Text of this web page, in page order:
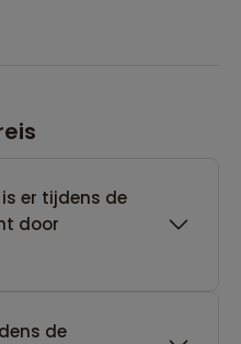
er tijdens de
door
de